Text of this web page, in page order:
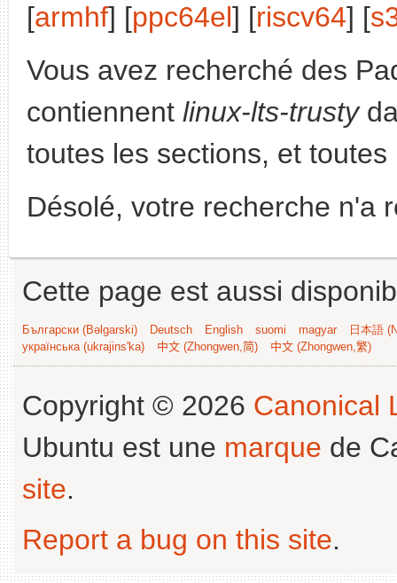
[armhf] [ppc64el] [riscv64] [
Vous avez recherché des
contiennent linux-lts-trusty
toutes les sections, et
Désolé, votre recherche n'a
Cette page est aussi
Български (Bəlgarski) Deutsch English suomi magyar
日本語
українська (ukrajins'ka)
中文 (Zhongwen,简) 中文 (Zhongwen,繁)
Copyright © 2026 Canonical
Ubuntu est une marque de
site.
Report a bug on this site.